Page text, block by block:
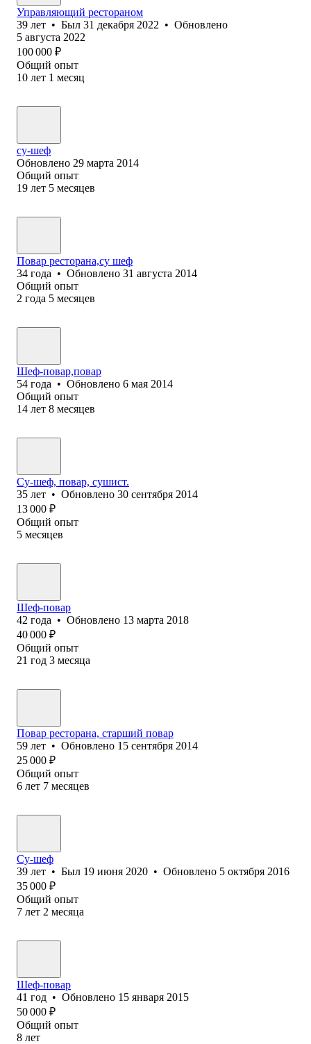
Управляющий рестораном
39 лет • Был 31 декабря 2022 • Обновлено
5 августа 2022
100 000 ₽
Общий опыт
10 лет 1 месяц
су-шеф
Обновлено 29 марта 2014
Общий опыт
19 лет 5 месяцев
Повар ресторана,су шеф
34 года • Обновлено 31 августа 2014
Общий опыт
2 года 5 месяцев
Шеф-повар,повар
54 года • Обновлено 6 мая 2014
Общий опыт
14 лет 8 месяцев
Су-шеф, повар, сушист.
35 лет • Обновлено 30 сентября 2014
13 000 ₽
Общий опыт
5 месяцев
Шеф-повар
42 года • Обновлено 13 марта 2018
40 000 ₽
Общий опыт
21 год 3 месяца
Повар ресторана, старший повар
59 лет • Обновлено 15 сентября 2014
25 000 ₽
Общий опыт
6 лет 7 месяцев
Су-шеф
39 лет • Был 19 июня 2020 • Обновлено 5 октября 2016
35 000 ₽
Общий опыт
7 лет 2 месяца
Шеф-повар
41 год • Обновлено 15 января 2015
50 000 ₽
Общий опыт
8 лет